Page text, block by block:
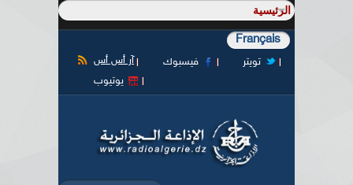
Français
آر أس أس فيسبوك
تويتر
يوتيوب